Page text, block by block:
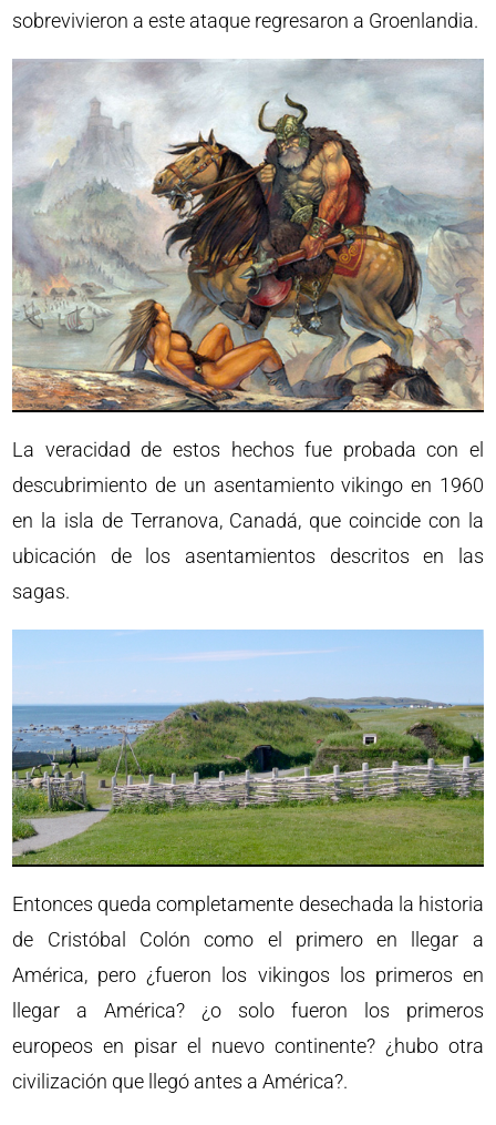
sobrevivieron a este ataque regresaron a Groenlandia.
La veracidad de estos hechos fue probada con el
descubrimiento de un asentamiento vikingo en 1960
en la isla de Terranova, Canadá, que coincide con la
ubicación de los asentamientos descritos en las
sagas.
Entonces queda completamente desechada la historia
de Cristóbal Colón como el primero en llegar a
América, pero ¿fueron los vikingos los primeros en
llegar a América? ¿o solo fueron los primeros
europeos en pisar el nuevo continente? ¿hubo otra
civilización que llegó antes a América?.